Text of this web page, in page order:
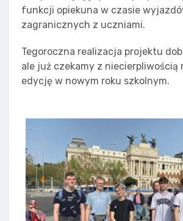
funkcji opiekuna w czasie
zagranicznych z uczniami.
Tegoroczna realizacja projektu
ale już czekamy z niecierpliwością
edycję w nowym roku szkolnym.